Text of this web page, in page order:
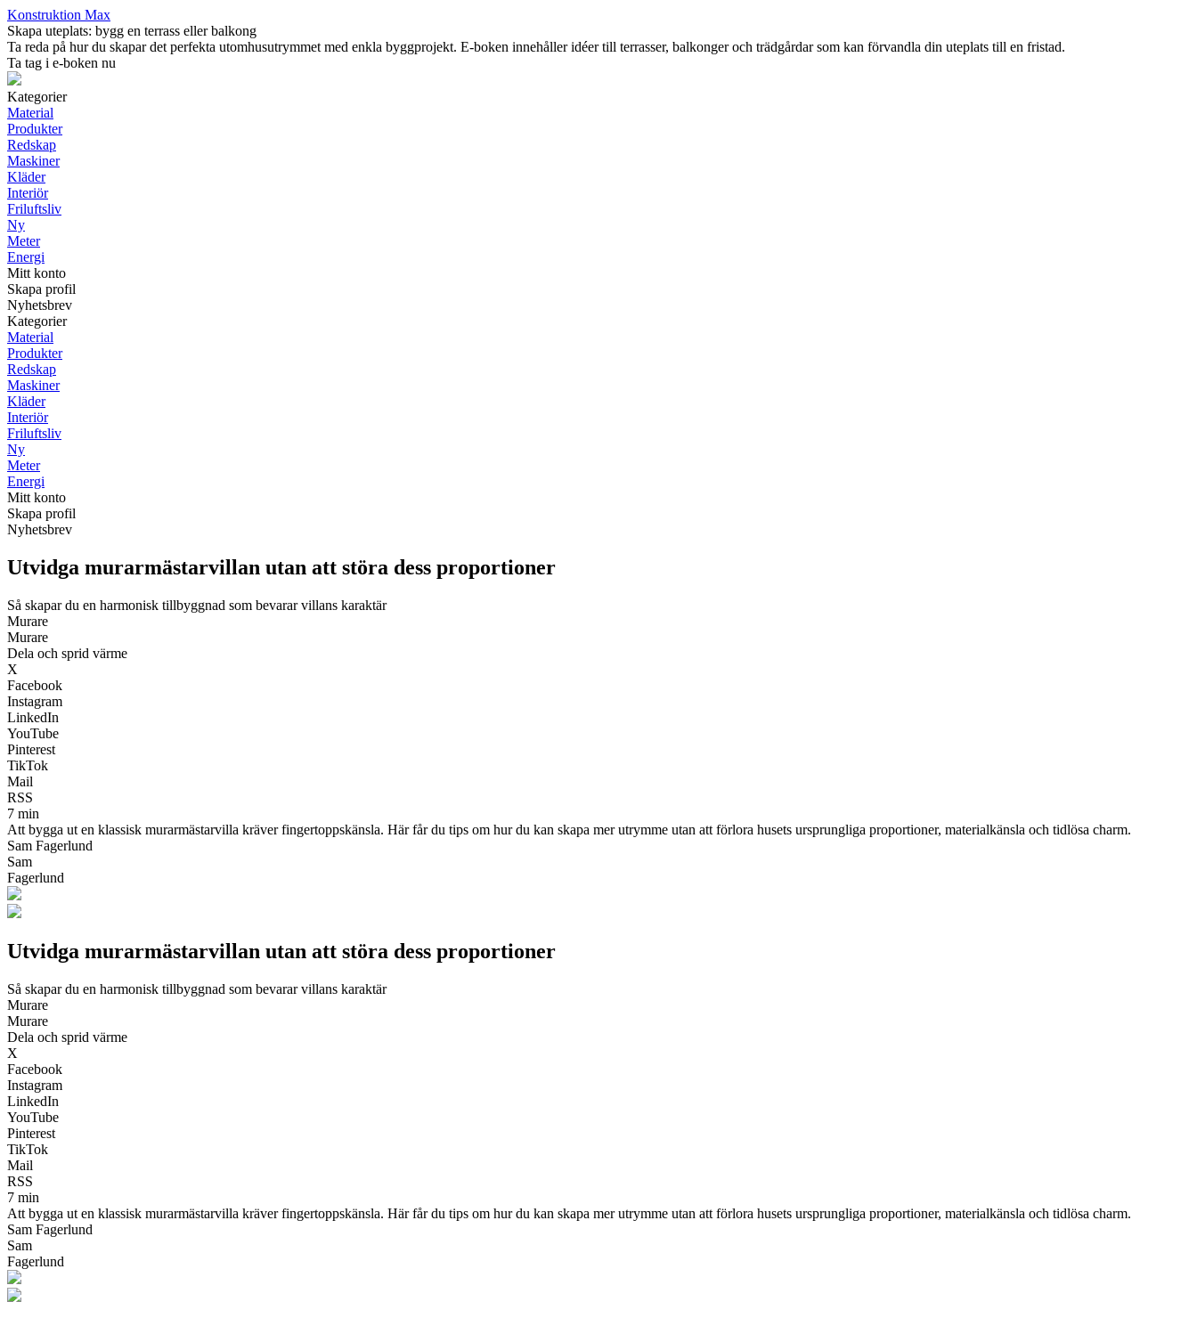
Konstruktion Max
Skapa uteplats: bygg en terrass eller balkong
Ta reda på hur du skapar det perfekta utomhusutrymmet med enkla byggprojekt. E-boken innehåller idéer till terrasser, balkonger och trädgårdar som kan förvandla din uteplats till en fristad.
Ta tag i e-boken nu
Kategorier
Material
Produkter
Redskap
Maskiner
Kläder
Interiör
Friluftsliv
Ny
Meter
Energi
Mitt konto
Skapa profil
Nyhetsbrev
Kategorier
Material
Produkter
Redskap
Maskiner
Kläder
Interiör
Friluftsliv
Ny
Meter
Energi
Mitt konto
Skapa profil
Nyhetsbrev
Utvidga murarmästarvillan utan att störa dess proportioner
Så skapar du en harmonisk tillbyggnad som bevarar villans karaktär
Murare
Murare
Dela och sprid värme
X
Facebook
Instagram
LinkedIn
YouTube
Pinterest
TikTok
Mail
RSS
7 min
Att bygga ut en klassisk murarmästarvilla kräver fingertoppskänsla. Här får du tips om hur du kan skapa mer utrymme utan att förlora husets ursprungliga proportioner, materialkänsla och tidlösa charm.
Sam Fagerlund
Sam
Fagerlund
Utvidga murarmästarvillan utan att störa dess proportioner
Så skapar du en harmonisk tillbyggnad som bevarar villans karaktär
Murare
Murare
Dela och sprid värme
X
Facebook
Instagram
LinkedIn
YouTube
Pinterest
TikTok
Mail
RSS
7 min
Att bygga ut en klassisk murarmästarvilla kräver fingertoppskänsla. Här får du tips om hur du kan skapa mer utrymme utan att förlora husets ursprungliga proportioner, materialkänsla och tidlösa charm.
Sam Fagerlund
Sam
Fagerlund